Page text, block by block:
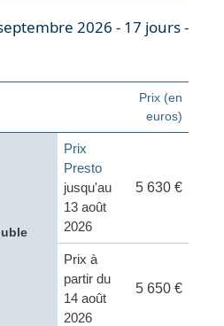
2026 - 17 jours -
Prix (en
euros)
Prix
Presto
jusqu'au
13 août
2026
5 630 €
Prix à
partir du
14 août
2026
5 650 €